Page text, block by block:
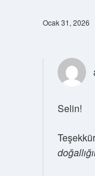
Ocak 31, 2026
Selin!